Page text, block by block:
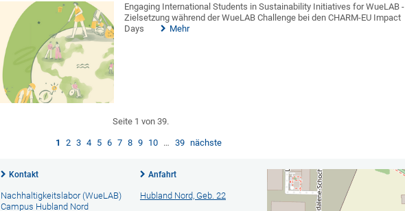
Engaging International Students in Sustainability Initiatives for WueLAB -
Zielsetzung während der WueLAB Challenge bei den CHARM-EU Impact
Days
Mehr
Seite 1 von 39.
1 2 3 4 5 6 7 8 9 10 … 39 nächste
Kontakt
Nachhaltigkeitslabor (WueLAB)
Campus Hubland Nord
Anfahrt
Hubland Nord, Geb. 22